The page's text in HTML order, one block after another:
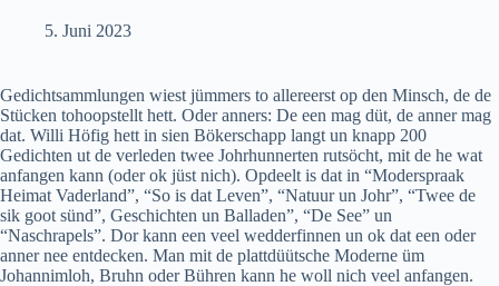
5. Juni 2023
Gedichtsammlungen wiest jümmers to allereerst op den Minsch, de de
Stücken tohoopstellt hett. Oder anners: De een mag düt, de anner mag
dat. Willi Höfig hett in sien Bökerschapp langt un knapp 200
Gedichten ut de verleden twee Johrhunnerten rutsöcht, mit de he wat
anfangen kann (oder ok jüst nich). Opdeelt is dat in “Moderspraak
Heimat Vaderland”, “So is dat Leven”, “Natuur un Johr”, “Twee de
sik goot sünd”, Geschichten un Balladen”, “De See” un
“Naschrapels”. Dor kann een veel wedderfinnen un ok dat een oder
anner nee entdecken. Man mit de plattdüütsche Moderne üm
Johannimloh, Bruhn oder Bühren kann he woll nich veel anfangen.